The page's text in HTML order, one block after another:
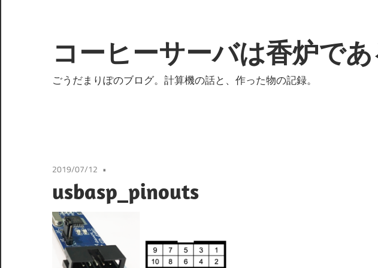
テ
ン
ツ
プ
コーヒーサーバは香炉であ
ごうだまりぽのブログ。計算機の話と、作った物の記録。
2019/07/12
usbasp_pinouts